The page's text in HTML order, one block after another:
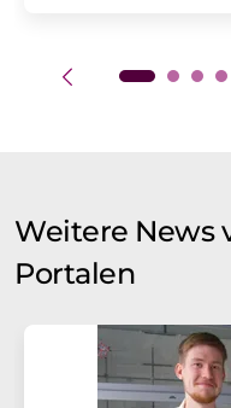
Weitere News
Portalen